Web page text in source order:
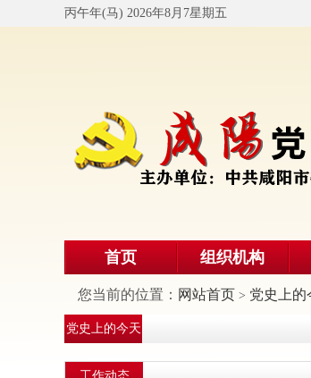
丙午年(马) 2026年8月7星期五
首页 组织机构
您当前的位置： 网站首页 > 党史上的
党史上的今天